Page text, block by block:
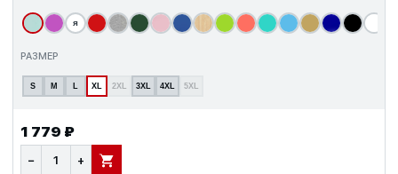
я
РАЗМЕР
S M XL 2XL 3XL 4XL 5XL
1 779 ₽
− + В КОРЗИНУ